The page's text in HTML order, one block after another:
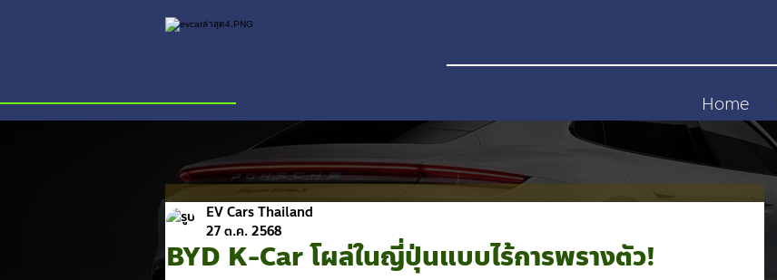
Home
BYD K-Car โผล่ในญี่ปุ่นแบบไร้การพรางตัว!
EV Cars Thailand
27 ต.ค. 2568